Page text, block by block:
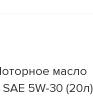
масло
5W-30 (20л)